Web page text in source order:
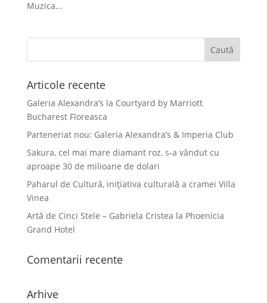
Muzica...
Articole recente
Galeria Alexandra’s la Courtyard by Marriott
Bucharest Floreasca
Parteneriat nou: Galeria Alexandra’s & Imperia Club
Sakura, cel mai mare diamant roz, s-a vândut cu
aproape 30 de milioane de dolari
Paharul de Cultură, inițiativa culturală a cramei Villa
Vinea
Artă de Cinci Stele – Gabriela Cristea la Phoenicia
Grand Hotel
Comentarii recente
Arhive